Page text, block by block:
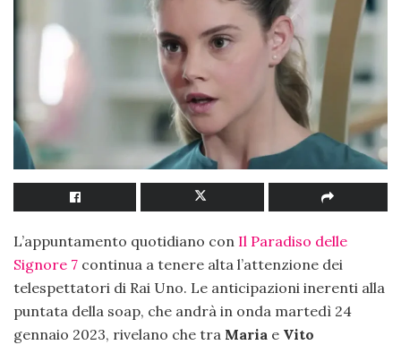
L’appuntamento quotidiano con Il Paradiso delle
Signore 7 continua a tenere alta l’attenzione dei
telespettatori di Rai Uno. Le anticipazioni inerenti alla
puntata della soap, che andrà in onda martedì 24
gennaio 2023, rivelano che tra Maria e Vito